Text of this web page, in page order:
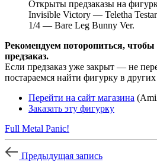
Открыты предзаказы на
Invisible Victory — Teletha
1/4 — Bare Leg Bunny Ver.
Рекомендуем поторопиться,
предзаказ.
Если предзаказ уже закрыт — не
постараемся найти фигурку в
Перейти на сайт магазина
Заказать эту фигурку
Full Metal Panic!
Предыдущая запись